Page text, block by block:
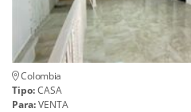
Colombia
Tipo:CASA
Para:VENTA